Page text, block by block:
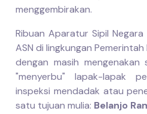
menggembirakan.
Ribuan Aparatur Sipil
ASN di lingkungan
dengan masih mengenakan
"menyerbu" lapak-lapak
inspeksi mendadak atau
satu tujuan mulia: Belanjo